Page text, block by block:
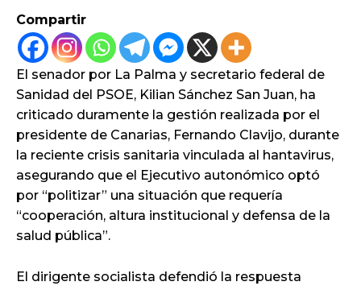
Compartir
El senador por La Palma y secretario federal de
Sanidad del PSOE, Kilian Sánchez San Juan, ha
criticado duramente la gestión realizada por el
presidente de Canarias, Fernando Clavijo, durante
la reciente crisis sanitaria vinculada al hantavirus,
asegurando que el Ejecutivo autonómico optó
por “politizar” una situación que requería
“cooperación, altura institucional y defensa de la
salud pública”.
El dirigente socialista defendió la respuesta